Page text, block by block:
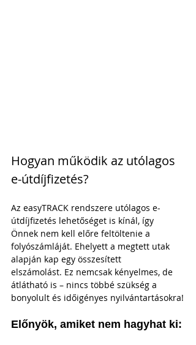
Hogyan működik az utólagos
e-útdíjfizetés?
Az easyTRACK rendszere utólagos e-
útdíjfizetés lehetőséget is kínál, így
Önnek nem kell előre feltöltenie a
folyószámláját. Ehelyett a megtett utak
alapján kap egy összesített
elszámolást. Ez nemcsak kényelmes, de
átlátható is – nincs többé szükség a
bonyolult és időigényes nyilvántartásokra!
Előnyök, amiket nem hagyhat ki: